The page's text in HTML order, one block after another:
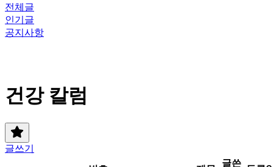
전체글
인기글
공지사항
건강 칼럼
글쓰기
글쓴